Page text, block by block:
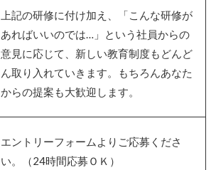
上記の研修に付け加え、「こんな研修が
あればいいのでは…」という社員からの
意見に応じて、新しい教育制度もどんど
ん取り入れていきます。もちろんあなた
からの提案も大歓迎します。
エントリーフォームよりご応募くださ
い。（24時間応募ＯＫ）